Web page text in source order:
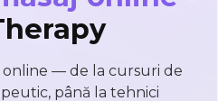
online — de la cursuri de
până la tehnici